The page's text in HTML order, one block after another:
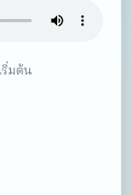
ริ่มต้น